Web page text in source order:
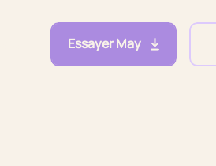
Essayer May